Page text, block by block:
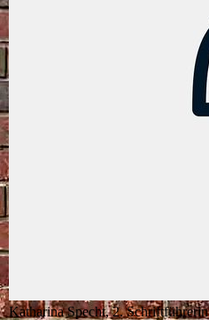
Katharina Specht, 2. Schriftführerin